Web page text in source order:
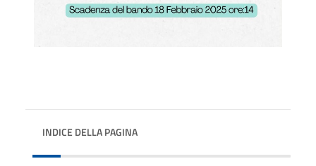
INDICE DELLA PAGINA